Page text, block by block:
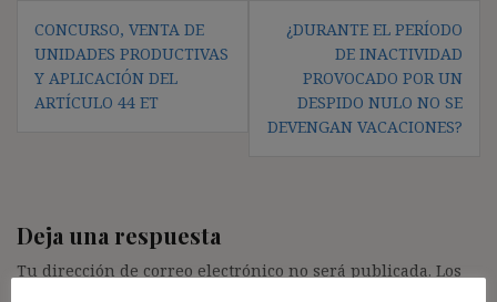
de
entradas
CONCURSO, VENTA DE
UNIDADES PRODUCTIVAS
Y APLICACIÓN DEL
ARTÍCULO 44 ET
¿DURANTE EL PERÍODO
DE INACTIVIDAD
PROVOCADO POR UN
DESPIDO NULO NO SE
DEVENGAN VACACIONES?
Deja una respuesta
Tu dirección de correo electrónico no será publicada. Los